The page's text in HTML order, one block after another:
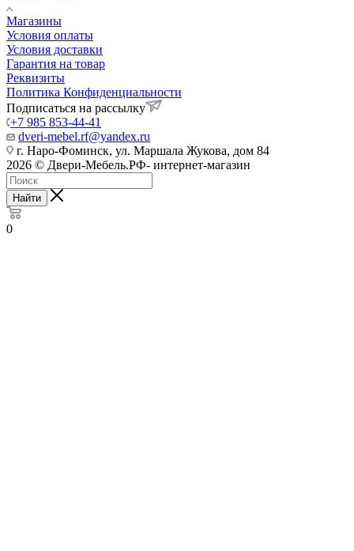
Магазины
Условия оплаты
Условия доставки
Гарантия на товар
Реквизиты
Политика Конфиденциальности
Подписаться на рассылку
+7 985 853-44-41
dveri-mebel.rf@yandex.ru
г. Наро-Фоминск, ул. Маршала Жукова, дом 84
2026 © Двери-Мебель.РФ- интернет-магазин
Найти
0